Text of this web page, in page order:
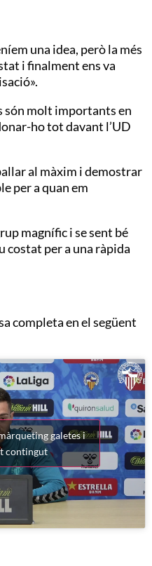
una idea, però la més
i finalment ens va
són molt importants en
ho tot davant l’UD
al màxim i demostrar
per a quan em
magnífic i se sent bé
costat per a una ràpida
completa en el següent
galetes i
contingut